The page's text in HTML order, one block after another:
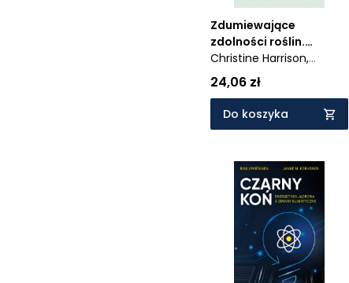
Zdumiewające
zdolności roślin.
Przygodowa podróż
botaniczna od A do Z
Christine Harrison,
Lauren Gardiner
24,06 zł
Do koszyka